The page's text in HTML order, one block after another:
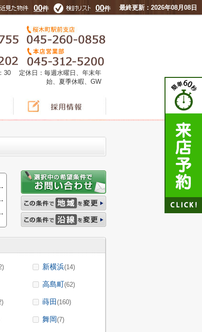
00件 00件 最終更新：2026年08月08日
30 定休日：毎週水曜日、年末年
始、夏季休暇、GW
新横浜(14)
高島町(62)
蒔田(160)
舞岡(7)